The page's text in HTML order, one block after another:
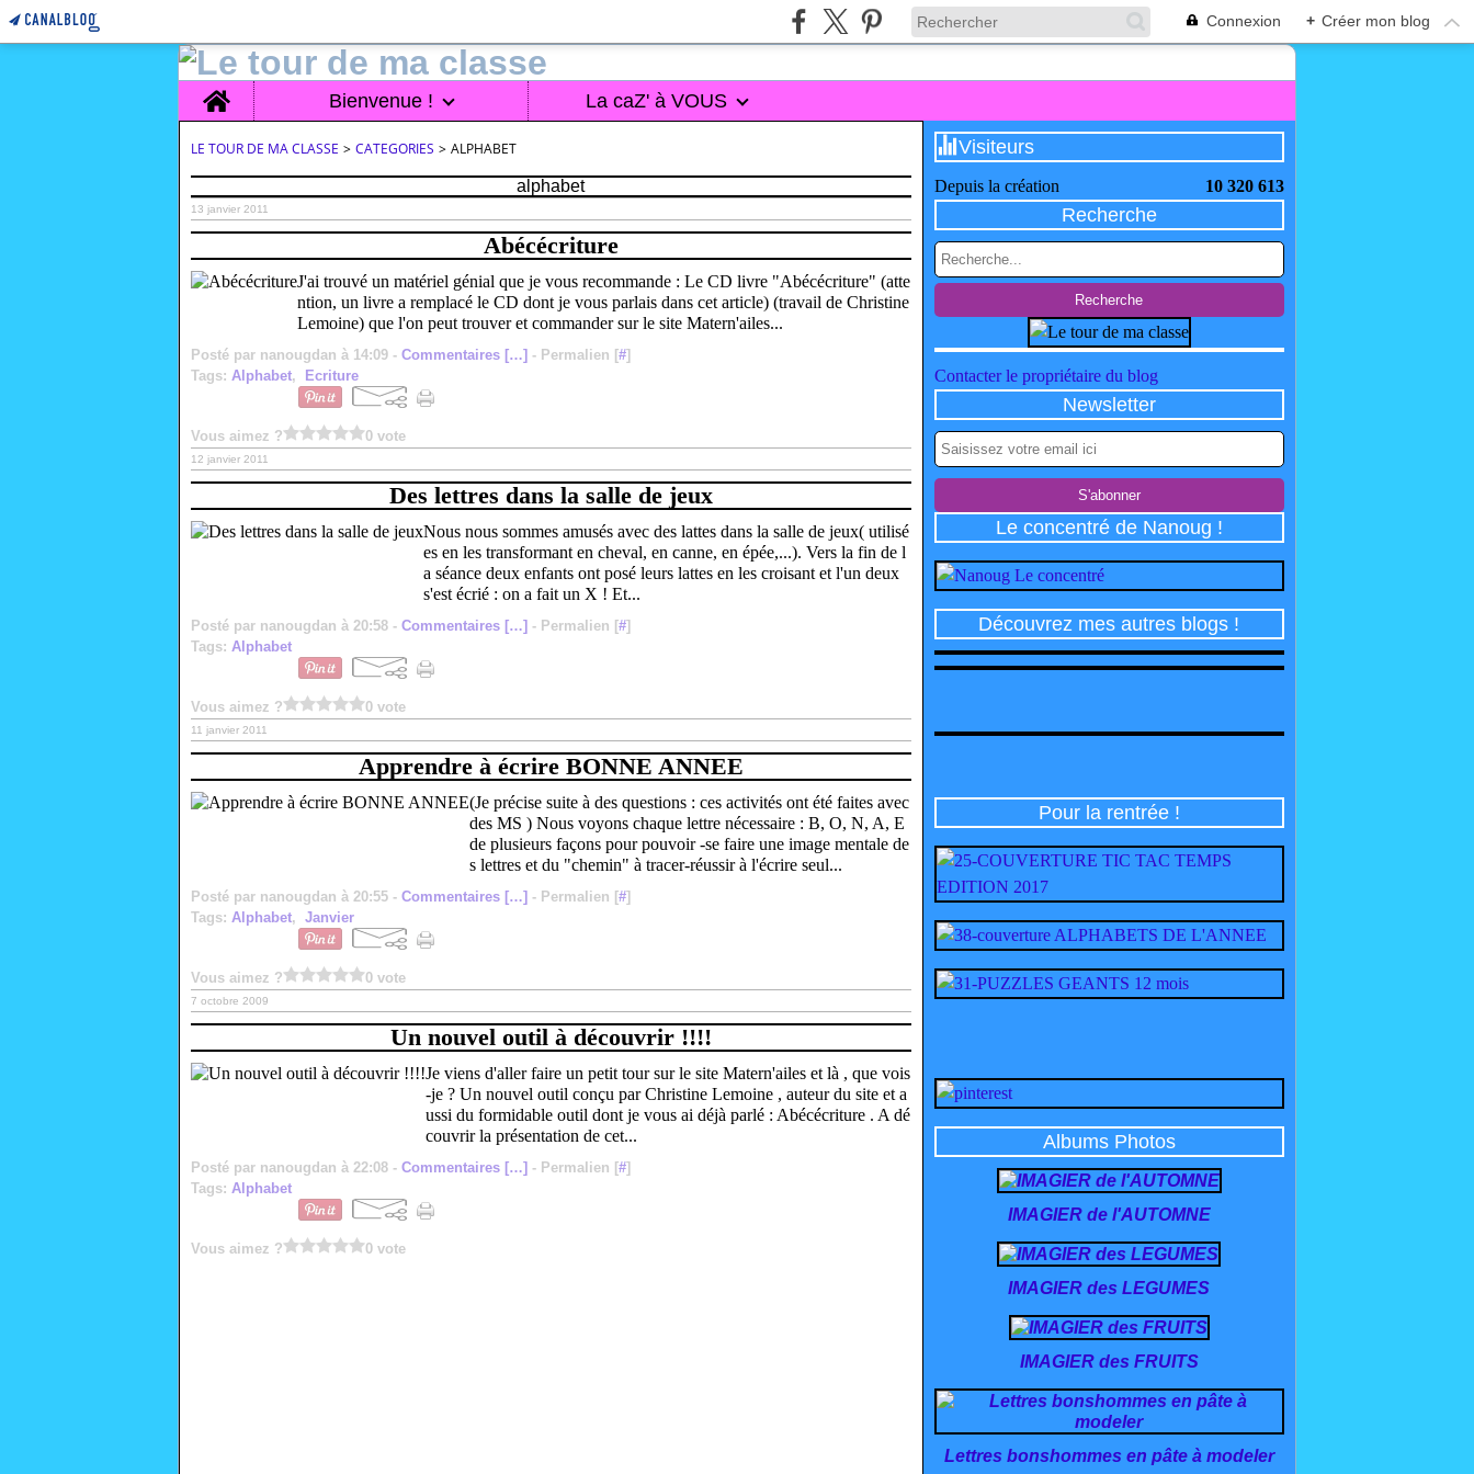
Connexion + Créer mon blog
Home Bienvenue ! La caZ' à VOUS
LE TOUR DE MA CLASSE > CATEGORIES > ALPHABET
alphabet
13 janvier 2011
Abécécriture
J'ai trouvé un matériel génial que je vous recommande : Le CD livre "Abécécriture" (atte
ntion, un livre a remplacé le CD dont je vous parlais dans cet article) (travail de Christine
Lemoine) que l'on peut trouver et commander sur le site Matern'ailes...
Posté par nanougdan à 14:09 - Commentaires […] - Permalien [#]
Tags: Alphabet, Ecriture
Vous aimez ? 0 vote
12 janvier 2011
Des lettres dans la salle de jeux
Nous nous sommes amusés avec des lattes dans la salle de jeux( utilisé
es en les transformant en cheval, en canne, en épée,...). Vers la fin de l
a séance deux enfants ont posé leurs lattes en les croisant et l'un deux
s'est écrié : on a fait un X ! Et...
Posté par nanougdan à 20:58 - Commentaires […] - Permalien [#]
Tags: Alphabet
Vous aimez ? 0 vote
11 janvier 2011
Apprendre à écrire BONNE ANNEE
(Je précise suite à des questions : ces activités ont été faites avec
des MS ) Nous voyons chaque lettre nécessaire : B, O, N, A, E
de plusieurs façons pour pouvoir -se faire une image mentale de
s lettres et du "chemin" à tracer-réussir à l'écrire seul...
Posté par nanougdan à 20:55 - Commentaires […] - Permalien [#]
Tags: Alphabet, Janvier
Vous aimez ? 0 vote
7 octobre 2009
Un nouvel outil à découvrir !!!!
Je viens d'aller faire un petit tour sur le site Matern'ailes et là , que vois
-je ? Un nouvel outil conçu par Christine Lemoine , auteur du site et a
ussi du formidable outil dont je vous ai déjà parlé : Abécécriture . A dé
couvrir la présentation de cet...
Posté par nanougdan à 22:08 - Commentaires […] - Permalien [#]
Tags: Alphabet
Vous aimez ? 0 vote
Visiteurs
Depuis la création 10 320 613
Recherche
Contacter le propriétaire du blog
Newsletter
Le concentré de Nanoug !
Découvrez mes autres blogs !
Pour la rentrée !
Albums Photos
IMAGIER de l'AUTOMNE
IMAGIER des LEGUMES
IMAGIER des FRUITS
Lettres bonshommes en pâte à modeler